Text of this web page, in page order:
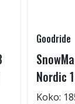
Goodride
Nordic
Koko: